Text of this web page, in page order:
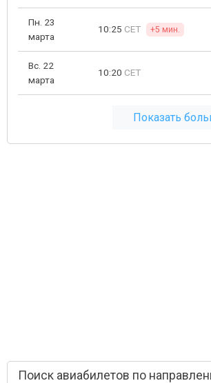
Пн. 23
марта
10:25 CET +5 мин.
Вс. 22
марта
10:20 CET
Показать
Поиск авиабилетов по